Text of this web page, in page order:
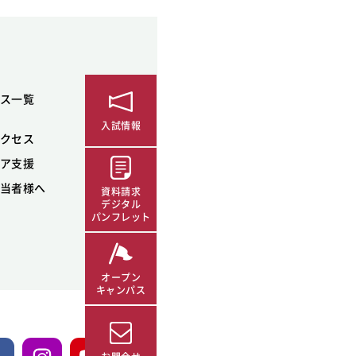
一覧
セス
支援
者様へ
入試情報
資料請求
デジタル
パンフレット
オープン
キャンパス